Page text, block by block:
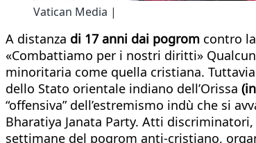
Vatican Media |
A distanza di 17 anni dai pogrom contro
«Combattiamo per i nostri diritti»
minoritaria come quella cristiana.
dello Stato orientale indiano dell’Orissa
“offensiva” dell’estremismo indù che si
Bharatiya Janata Party. Atti
settimane del pogrom anti-cristiano,